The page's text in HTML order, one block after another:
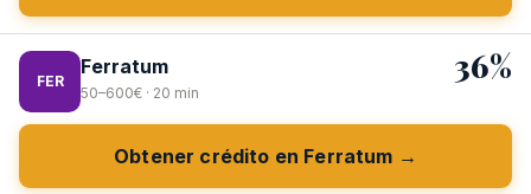
FER
Ferratum
50–600€ · 20 min
36%
Obtener crédito en Ferratum →